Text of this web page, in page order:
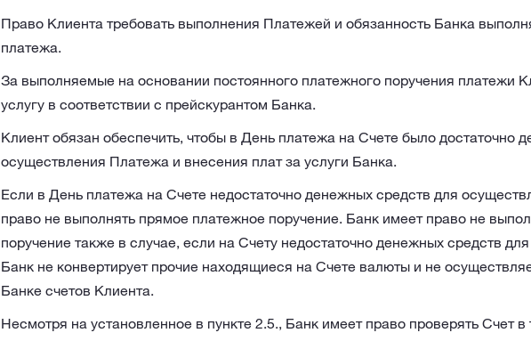
Право Клиента требовать выполнения Платежей и обязанность Банка
платежа.
За выполняемые на основании постоянного платежного поручения платежи
услугу в соответствии с прейскурантом Банка.
Клиент обязан обеспечить, чтобы в День платежа на Счете было достаточно
осуществления Платежа и внесения плат за услуги Банка.
Если в День платежа на Счете недостаточно денежных средств для
право не выполнять прямое платежное поручение. Банк имеет право не
поручение также в случае, если на Счету недостаточно денежных средств
Банк не конвертирует прочие находящиеся на Счете валюты и не
Банке счетов Клиента.
Несмотря на установленное в пункте 2.5., Банк имеет право проверять Счет